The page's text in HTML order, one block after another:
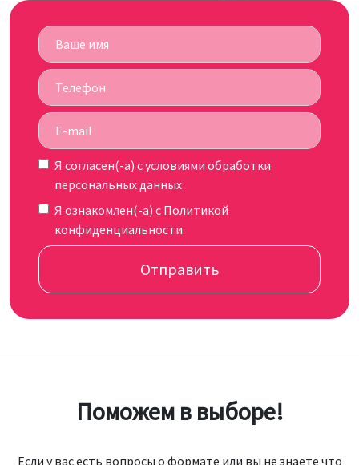
Я согласен(-а) cусловиями обработки
персональных данных
Я ознакомлен(-а) с Политикой
конфиденциальности
Отправить
Поможем в выборе!
Если у вас есть вопросы о формате или вы не знаете что